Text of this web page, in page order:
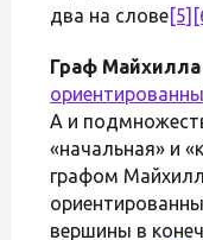
два на слове[5]
Граф Майхилла
A и
«начальная» и
графом
вершины в